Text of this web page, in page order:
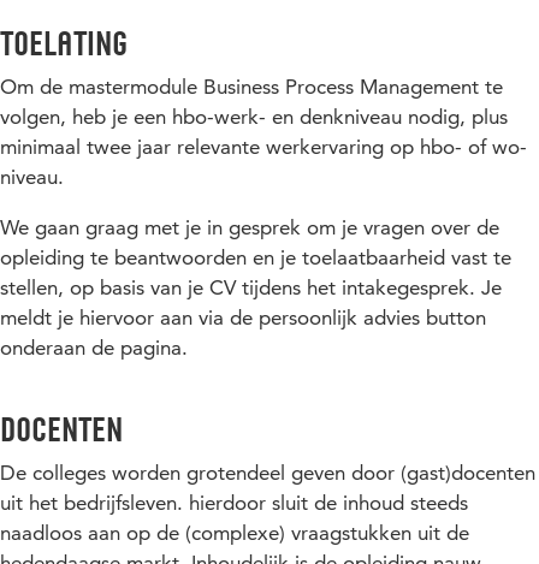
Je weet wat processen zijn en kent de verschillende
processen
Je kent de basis van organisatie, proces en activiteit
diagrammen
Je kent modelleerconcepten voor processen en
activiteiten
Je bent in staat om bedrijfsprocessen te ontwerpen
(BPMN) en de link met de business rules en Lean (Six
Sigma) te begrijpen
Je bent in staat processen te analyseren (Process mining
en Lean Management)
gedragselement met zich meebrengt
Je kent verschillende werkwijzen voor de dagelijkse
controle en onderhoud processen (borgen)
vraagstukken
Theoretische achtergrond en de best practices van
Business Process Management (BPM)
BPM-lifecycle
Ontwerpen/ modelleren van processen
Procesmodelleren aan de hand van ‘Business Process
Modeling Notation’ (BPMN)
Process mining
Lean Management
Optimaliseren van processen
Implementeren van procesverbeteringen – de menselijke
Toelating
Om de mastermodule Business Process Management te
volgen, heb je een hbo-werk- en denkniveau nodig, plus
minimaal twee jaar relevante werkervaring op hbo- of wo-
niveau.
We gaan graag met je in gesprek om je vragen over de
opleiding te beantwoorden en je toelaatbaarheid vast te
stellen, op basis van je CV tijdens het intakegesprek. Je
meldt je hiervoor aan via de persoonlijk advies button
onderaan de pagina.
Docenten
De colleges worden grotendeel geven door (gast)docenten
uit het bedrijfsleven. hierdoor sluit de inhoud steeds
naadloos aan op de (complexe) vraagstukken uit de